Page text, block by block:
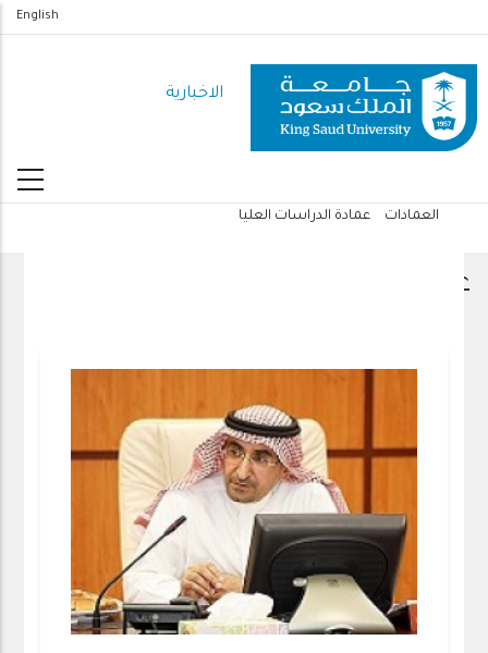
المحتوى
الرئيسي
English
الاخبارية
العمادات عمادة الدراسات العليا
عمادة الدراسات العليا